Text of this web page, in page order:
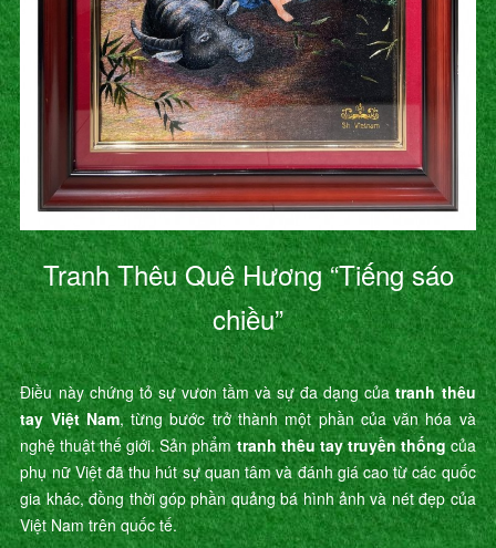
Tranh Thêu Quê Hương “Tiếng sáo
chiều”
Điều này chứng tỏ sự vươn tầm và sự đa dạng củatranh thêu
tay Việt Nam, từng bước trở thành một phần của văn hóa và
nghệ thuật thế giới. Sản phẩmtranh thêu tay truyền thốngcủa
phụ nữ Việt đã thu hút sự quan tâm và đánh giá cao từ các quốc
gia khác, đồng thời góp phần quảng bá hình ảnh và nét đẹp của
Việt Nam trên quốc tế.